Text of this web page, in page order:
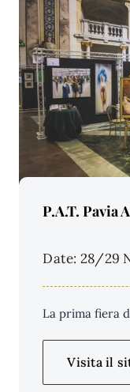
P.A.T. Pavia
Date: 28/29
La prima fiera
Visita il